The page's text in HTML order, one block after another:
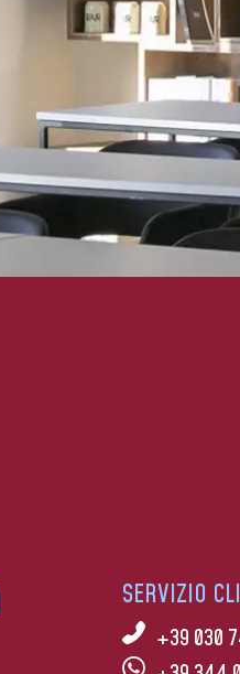
SERVIZIO
+39 030